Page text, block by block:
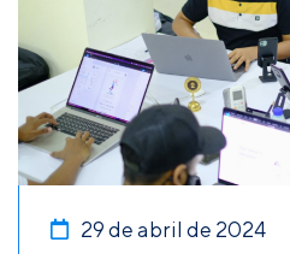
29 de abril de 2024